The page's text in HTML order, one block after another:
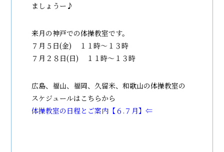
ましょうー♪
来月の神戸での体操教室です。
７月５日(金) １１時～１３時
７月２８日(日) １１時～１３時
広島、福山、福岡、久留米、和歌山の体操教室の
スケジュールはこちらから
体操教室の日程とご案内【６.７月】⇐